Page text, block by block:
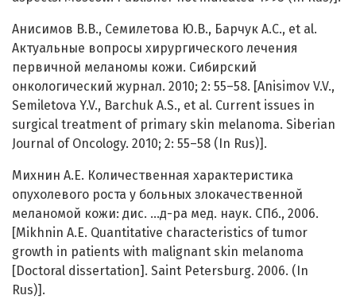
Анисимов В.В., Семилетова Ю.В., Барчук А.С., et al.
Актуальные вопросы хирургического лечения
первичной меланомы кожи. Сибирский
онкологический журнал. 2010; 2: 55–58. [Anisimov V.V.,
Semiletova Y.V., Barchuk A.S., et al. Current issues in
surgical treatment of primary skin melanoma. Siberian
Journal of Oncology. 2010; 2: 55–58 (In Rus)].
Михнин А.Е. Количественная характеристика
опухолевого роста у больных злокачественной
меланомой кожи: дис. …д-ра мед. наук. СПб., 2006.
[Mikhnin A.E. Quantitative characteristics of tumor
growth in patients with malignant skin melanoma
[Doctoral dissertation]. Saint Petersburg. 2006. (In
Rus)].